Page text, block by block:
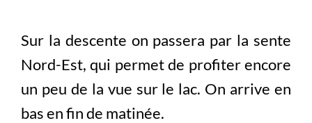
Sur la descente on passera par la sente
Nord-Est, qui permet de profiter encore
un peu de la vue sur le lac. On arrive en
bas en fin de matinée.